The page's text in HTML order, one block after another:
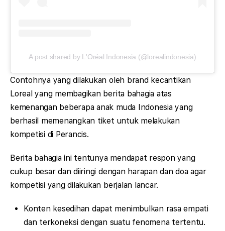
A post shared by L'Oréal Indonesia (@lorealindonesia)
Contohnya yang dilakukan oleh brand kecantikan
Loreal yang membagikan berita bahagia atas
kemenangan beberapa anak muda Indonesia yang
berhasil memenangkan tiket untuk melakukan
kompetisi di Perancis.
Berita bahagia ini tentunya mendapat respon yang
cukup besar dan diiringi dengan harapan dan doa agar
kompetisi yang dilakukan berjalan lancar.
Konten kesedihan dapat menimbulkan rasa empati
dan terkoneksi dengan suatu fenomena tertentu.